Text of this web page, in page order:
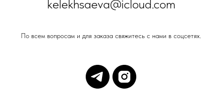
kelekhsaeva@icloud.com
По всем вопросам и для заказа свяжитесь с нами в соцсетях.